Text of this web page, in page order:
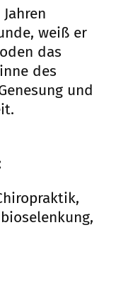
weiß er
das
des
und